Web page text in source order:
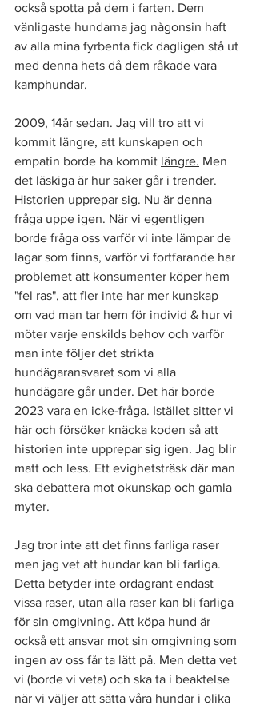
också spotta på dem i farten. Dem
vänligaste hundarna jag någonsin haft
av alla mina fyrbenta fick dagligen stå ut
med denna hets då dem råkade vara
kamphundar.
2009, 14år sedan. Jag vill tro att vi
kommit längre, att kunskapen och
empatin borde ha kommit längre. Men
det läskiga är hur saker går i trender.
Historien upprepar sig. Nu är denna
fråga uppe igen. När vi egentligen
borde fråga oss varför vi inte lämpar de
lagar som finns, varför vi fortfarande har
problemet att konsumenter köper hem
"fel ras", att fler inte har mer kunskap
om vad man tar hem för individ & hur vi
möter varje enskilds behov och varför
man inte följer det strikta
hundägaransvaret som vi alla
hundägare går under. Det här borde
2023 vara en icke-fråga. Istället sitter vi
här och försöker knäcka koden så att
historien inte upprepar sig igen. Jag blir
matt och less. Ett evighetsträsk där man
ska debattera mot okunskap och gamla
myter.
Jag tror inte att det finns farliga raser
men jag vet att hundar kan bli farliga.
Detta betyder inte ordagrant endast
vissa raser, utan alla raser kan bli farliga
för sin omgivning. Att köpa hund är
också ett ansvar mot sin omgivning som
ingen av oss får ta lätt på. Men detta vet
vi (borde vi veta) och ska ta i beaktelse
när vi väljer att sätta våra hundar i olika